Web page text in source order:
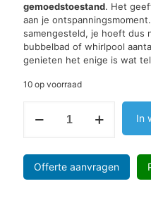
gemoedstoestand. Het
aan je
samengesteld, je hoeft dus
bubbelbad of whirlpool
genieten het enige is wat
10 op voorraad
aroma,
In
Offerte aanvragen